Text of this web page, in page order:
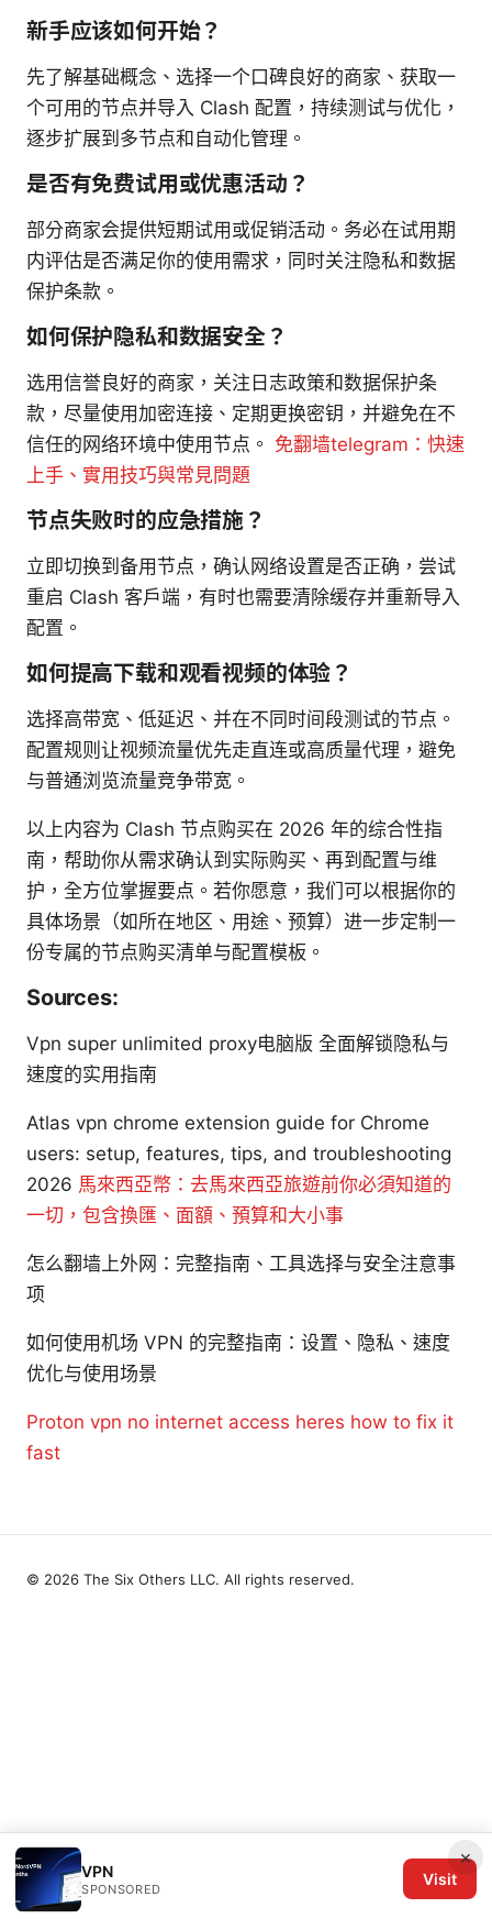
新手应该如何开始？
先了解基础概念、选择一个口碑良好的商家、获取一
个可用的节点并导入 Clash 配置，持续测试与优化，
逐步扩展到多节点和自动化管理。
是否有免费试用或优惠活动？
部分商家会提供短期试用或促销活动。务必在试用期
内评估是否满足你的使用需求，同时关注隐私和数据
保护条款。
如何保护隐私和数据安全？
选用信誉良好的商家，关注日志政策和数据保护条
款，尽量使用加密连接、定期更换密钥，并避免在不
信任的网络环境中使用节点。 免翻墙telegram：快速
上手、實用技巧與常見問題
节点失败时的应急措施？
立即切换到备用节点，确认网络设置是否正确，尝试
重启 Clash 客户端，有时也需要清除缓存并重新导入
配置。
如何提高下载和观看视频的体验？
选择高带宽、低延迟、并在不同时间段测试的节点。
配置规则让视频流量优先走直连或高质量代理，避免
与普通浏览流量竞争带宽。
以上内容为 Clash 节点购买在 2026 年的综合性指
南，帮助你从需求确认到实际购买、再到配置与维
护，全方位掌握要点。若你愿意，我们可以根据你的
具体场景（如所在地区、用途、预算）进一步定制一
份专属的节点购买清单与配置模板。
Sources:
Vpn super unlimited proxy电脑版 全面解锁隐私与
速度的实用指南
Atlas vpn chrome extension guide for Chrome
users: setup, features, tips, and troubleshooting
2026 馬來西亞幣：去馬來西亞旅遊前你必須知道的
一切，包含換匯、面額、預算和大小事
怎么翻墙上外网：完整指南、工具选择与安全注意事
项
如何使用机场 VPN 的完整指南：设置、隐私、速度
优化与使用场景
Proton vpn no internet access heres how to fix it
fast
×
VPN
SPONSORED
Visit
© 2026 The Six Others LLC. All rights reserved.